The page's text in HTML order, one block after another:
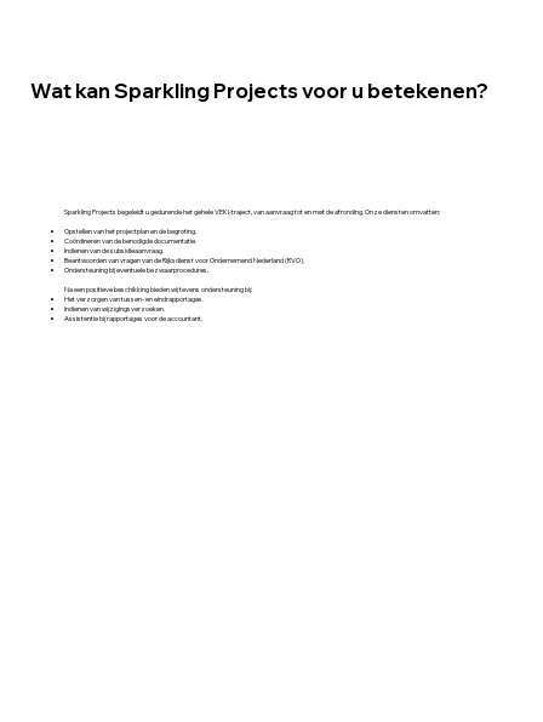
Sparkling Projects begeleidt u gedurende het gehele VEKI-traject, van aanvraag tot en met de afronding. Onze diensten omvatten:​
Opstellen van het projectplan en de begroting.​
Coördineren van de benodigde documentatie.​
Indienen van de subsidieaanvraag.​
Beantwoorden van vragen van de Rijksdienst voor Ondernemend Nederland (RVO).​
Ondersteuning bij eventuele bezwaarprocedures.​
Na een positieve beschikking bieden wij tevens ondersteuning bij:​
Het verzorgen van tussen- en eindrapportages.​
Indienen van wijzigingsverzoeken.​
Assistentie bij rapportages voor de accountant.
Wat kan Sparkling Projects voor u betekenen?